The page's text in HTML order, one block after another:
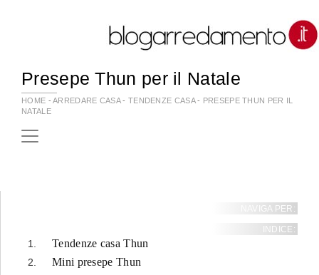
Presepe Thun per il Natale
HOME -ARREDARE CASA- TENDENZE CASA - PRESEPE THUN PER IL
NATALE
NAVIGA PER:
INDICE:
Tendenze casa Thun
Mini presepe Thun